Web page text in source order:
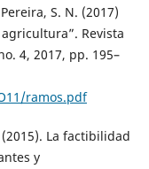
S. N. (2017)
Revista
4, 2017, pp. 195–
ramos.pdf
La factibilidad
y